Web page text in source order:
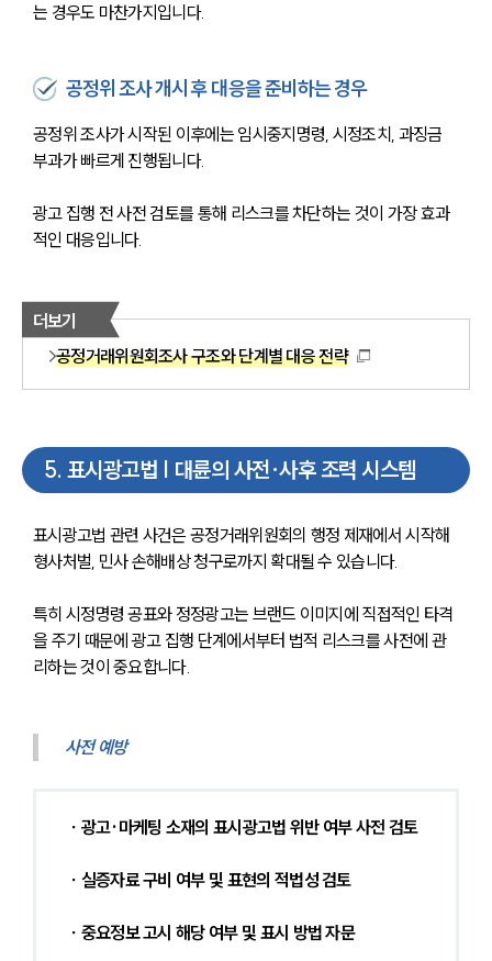
는 경우도 마찬가지입니다.
공정위 조사 개시 후 대응을 준비하는 경우
공정위 조사가 시작된 이후에는 임시중지명령, 시정조치, 과징금
부과가 빠르게 진행됩니다.
광고 집행 전 사전 검토를 통해 리스크를 차단하는 것이 가장 효과
적인 대응입니다.
더보기
공정거래위원회조사 구조와 단계별 대응 전략
5. 표시광고법 | 대륜의 사전·사후 조력 시스템
표시광고법 관련 사건은 공정거래위원회의 행정 제재에서 시작해
형사처벌, 민사 손해배상 청구로까지 확대될 수 있습니다.
특히 시정명령 공표와 정정광고는 브랜드 이미지에 직접적인 타격
을 주기 때문에 광고 집행 단계에서부터 법적 리스크를 사전에 관
리하는 것이 중요합니다.
사전 예방
∙ 광고·마케팅 소재의 표시광고법 위반 여부 사전 검토
∙ 실증자료 구비 여부 및 표현의 적법성 검토
∙ 중요정보 고시 해당 여부 및 표시 방법 자문